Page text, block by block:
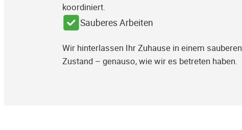
koordiniert.
Sauberes Arbeiten
Wir hinterlassen Ihr Zuhause in einem sauberen
Zustand – genauso, wie wir es betreten haben.